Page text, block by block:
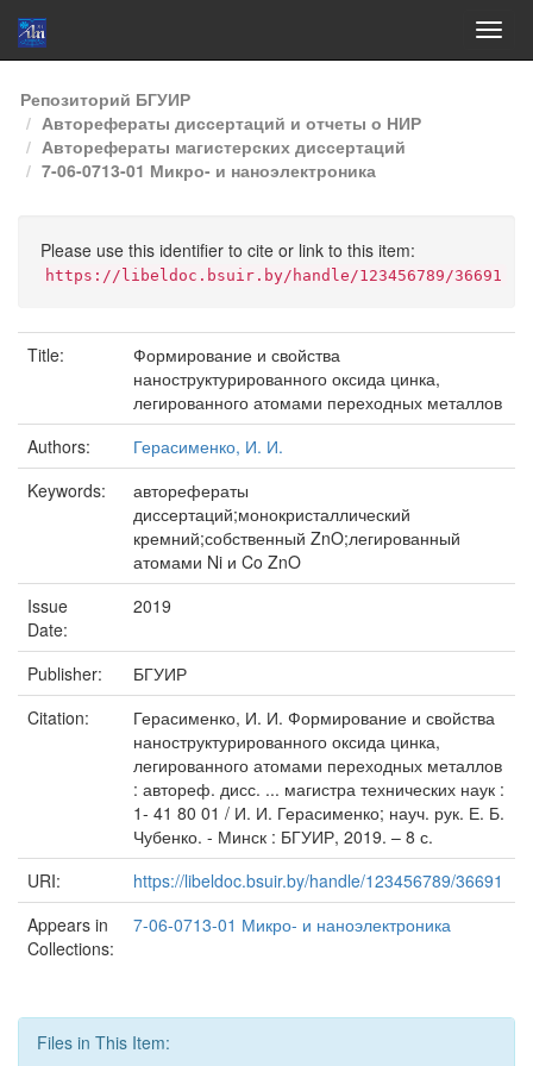
Skip
navigation
Репозиторий БГУИР
Авторефераты диссертаций и отчеты о НИР
Авторефераты магистерских диссертаций
7-06-0713-01 Микро- и наноэлектроника
Please use this identifier to cite or link to this item:
https://libeldoc.bsuir.by/handle/123456789/36691
Title:
Формирование и свойства
наноструктурированного оксида цинка,
легированного атомами переходных металлов
Authors:
Герасименко, И. И.
Keywords:
авторефераты
диссертаций;монокристаллический
кремний;собственный ZnO;легированный
атомами Ni и Co ZnO
Issue
Date:
2019
Publisher:
БГУИР
Citation:
Герасименко, И. И. Формирование и свойства
наноструктурированного оксида цинка,
легированного атомами переходных металлов
: автореф. дисс. ... магистра технических наук :
1- 41 80 01 / И. И. Герасименко; науч. рук. Е. Б.
Чубенко. - Минск : БГУИР, 2019. – 8 с.
URI:
https://libeldoc.bsuir.by/handle/123456789/36691
Appears in
Collections:
7-06-0713-01 Микро- и наноэлектроника
Files in This Item: